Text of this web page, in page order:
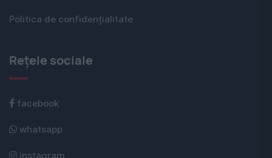
Politica de confidențialitate
Rețele sociale
facebook
whatsapp